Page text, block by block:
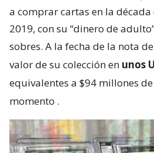
a comprar cartas en la década
2019, con su “dinero de
sobres. A la fecha de la nota
valor de su colección en unos
equivalentes a $94 millones
momento .